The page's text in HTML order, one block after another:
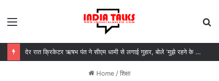
उत्तराखंड सरकार का बड़ा फैसला, पुरुषों व महिलाओं को अब समान काम के लिए समान वेतन
Home /शिक्षा